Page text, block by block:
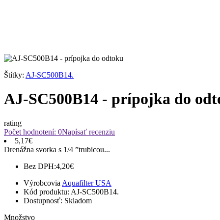
Štítky: AJ-SC500B14.
AJ-SC500B14 - prípojka do
rating
Počet hodnotení: 0Napísať recenziu
5,17€
Drenážna svorka s 1/4 ”trubicou...
Bez DPH:4,20€
Výrobcovia Aquafilter USA
Kód produktu: AJ-SC500B14.
Dostupnosť: Skladom
Množstvo